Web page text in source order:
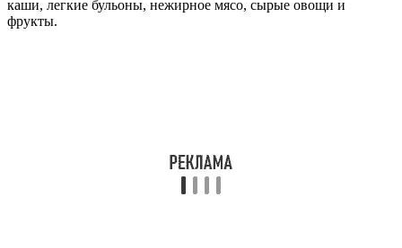
каши, легкие бульоны, нежирное мясо, сырые овощи и
фрукты.